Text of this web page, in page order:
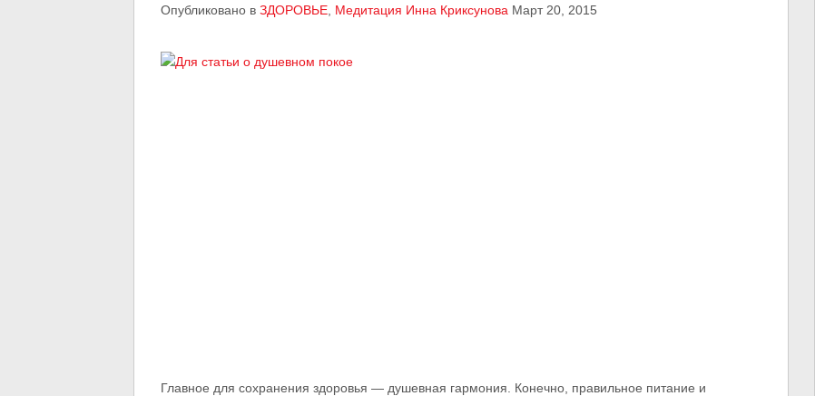
Опубликовано в ЗДОРОВЬЕ, Медитация Инна Криксунова Март 20, 2015
Главное для сохранения здоровья — душевная гармония. Конечно, правильное питание и